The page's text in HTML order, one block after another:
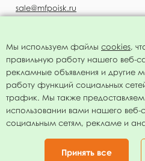
sale@mfpoisk.ru
УЗНАВАЙТЕ ПЕРВЫМИ О
Нажимая на
политикой
Мы используем файлы cookies,
правильную работу нашего веб-
рекламные объявления и другие
работу функций социальных
трафик. Мы также
использовании вами нашего
социальным сетям, рекламе и
Принять все